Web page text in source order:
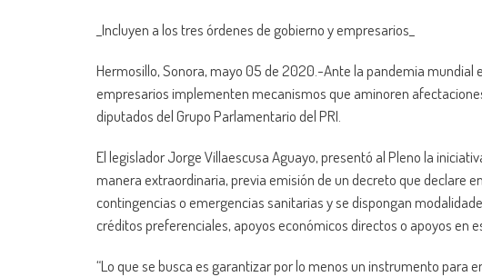
_Incluyen a los tres órdenes de gobierno y empresarios_
Hermosillo, Sonora, mayo 05 de 2020.-Ante la pandemia mundial
empresarios implementen mecanismos que aminoren
diputados del Grupo Parlamentario del PRI.
El legislador Jorge Villaescusa Aguayo, presentó al Pleno la
manera extraordinaria, previa emisión de un decreto que declare
contingencias o emergencias sanitarias y se dispongan
créditos preferenciales, apoyos económicos directos o apoyos en
“Lo que se busca es garantizar por lo menos un instrumento para